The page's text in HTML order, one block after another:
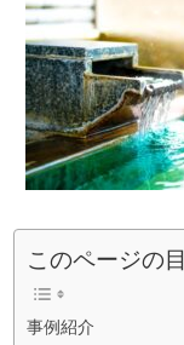
このページの
事例紹介